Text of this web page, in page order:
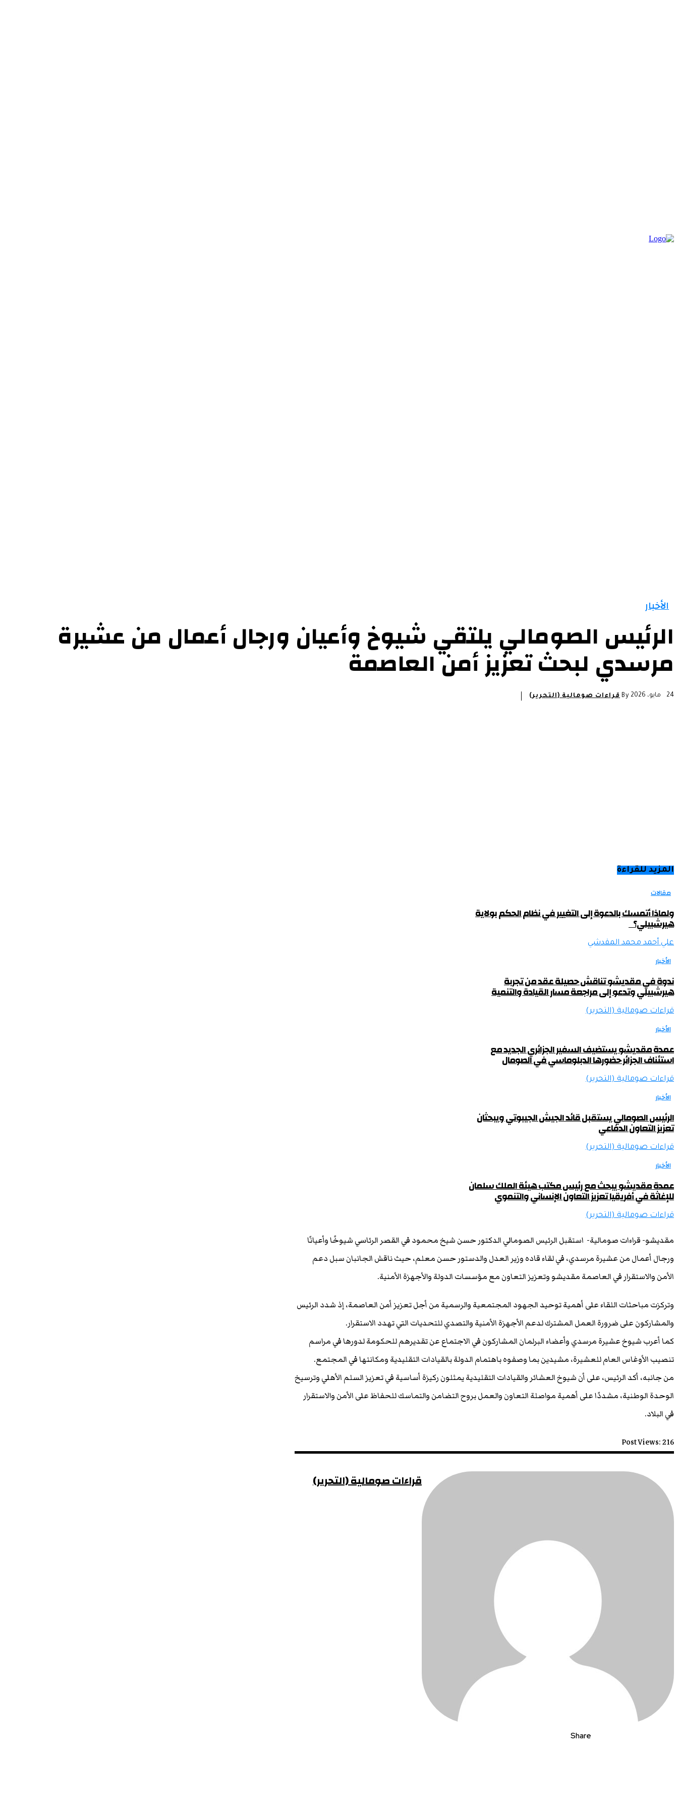
الأخبار
الرئيس الصومالي يلتقي شيوخ وأعيان ورجال أعمال من عشيرة
مرسدي لبحث تعزيز أمن العاصمة
24 مايو، 2026 By قراءات صومالية (التحرير)
المزيد للقراءة
مقالات
ولماذا أتمسك بالدعوة إلى التغيير في نظام الحكم بولاية
هيرشبيلي؟
علي أحمد محمد المقدشي
الأخبار
ندوة في مقديشو تناقش حصيلة عقد من تجربة
هيرشبيلي وتدعو إلى مراجعة مسار القيادة والتنمية
قراءات صومالية (التحرير)
الأخبار
عمدة مقديشو يستضيف السفير الجزائري الجديد مع
استئناف الجزائر حضورها الدبلوماسي في الصومال
قراءات صومالية (التحرير)
الأخبار
الرئيس الصومالي يستقبل قائد الجيش الجيبوتي ويبحثان
تعزيز التعاون الدفاعي
قراءات صومالية (التحرير)
الأخبار
عمدة مقديشو يبحث مع رئيس مكتب هيئة الملك سلمان
للإغاثة في أفريقيا تعزيز التعاون الإنساني والتنموي
قراءات صومالية (التحرير)
مقديشو- قراءات صومالية- استقبل الرئيس الصومالي الدكتور حسن شيخ محمود في القصر الرئاسي شيوخًا وأعيانًا
ورجال أعمال من عشيرة مرسدي، في لقاء قاده وزير العدل والدستور حسن معلم، حيث ناقش الجانبان سبل دعم
الأمن والاستقرار في العاصمة مقديشو وتعزيز التعاون مع مؤسسات الدولة والأجهزة الأمنية.
وتركزت مباحثات اللقاء على أهمية توحيد الجهود المجتمعية والرسمية من أجل تعزيز أمن العاصمة، إذ شدد الرئيس
والمشاركون على ضرورة العمل المشترك لدعم الأجهزة الأمنية والتصدي للتحديات التي تهدد الاستقرار.
كما أعرب شيوخ عشيرة مرسدي وأعضاء البرلمان المشاركون في الاجتماع عن تقديرهم للحكومة لدورها في مراسم
تنصيب الأوغاس العام للعشيرة، مشيدين بما وصفوه باهتمام الدولة بالقيادات التقليدية ومكانتها في المجتمع.
من جانبه، أكد الرئيس، على أن شيوخ العشائر والقيادات التقليدية يمثلون ركيزة أساسية في تعزيز السلم الأهلي وترسيخ
الوحدة الوطنية، مشددًا على أهمية مواصلة التعاون والعمل بروح التضامن والتماسك للحفاظ على الأمن والاستقرار
في البلاد.
Post Views:216
قراءات صومالية (التحرير)
Share